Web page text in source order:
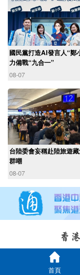
國民黨打造AI發言人“鄭
力備戰“九合一”
08-07
台陸委會妄稱赴陸旅遊
群嘲
08-07
首頁